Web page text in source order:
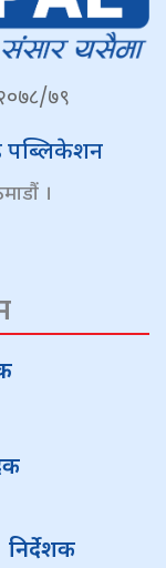
७९
पब्लिकेशन
।
निर्देशक